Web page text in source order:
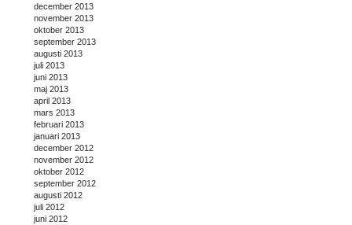
december 2013
november 2013
oktober 2013
september 2013
augusti 2013
juli 2013
juni 2013
maj 2013
april 2013
mars 2013
februari 2013
januari 2013
december 2012
november 2012
oktober 2012
september 2012
augusti 2012
juli 2012
juni 2012